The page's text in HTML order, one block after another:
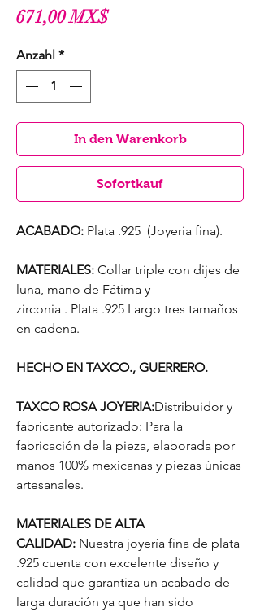
671,00 MX$Preis
Anzahl *
In den Warenkorb
Sofortkauf
ACABADO: Plata .925 (Joyeria fina).
MATERIALES: Collar triple con dijes de
luna, mano de Fátima y
zirconia . Plata .925 Largo tres tamaños
en cadena.
HECHO EN TAXCO., GUERRERO.
TAXCO ROSA JOYERIA:Distribuidor y
fabricante autorizado: Para la
fabricación de la pieza, elaborada por
manos 100% mexicanas y piezas únicas
artesanales.
MATERIALES DE ALTA
CALIDAD: Nuestra joyería fina de plata
.925 cuenta con excelente diseño y
calidad que garantiza un acabado de
larga duración ya que han sido